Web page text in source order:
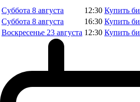
Суббота 8 августа 12:30 Купить
Суббота 8 августа 16:30 Купить
Воскресенье 23 августа 12:30 Купить